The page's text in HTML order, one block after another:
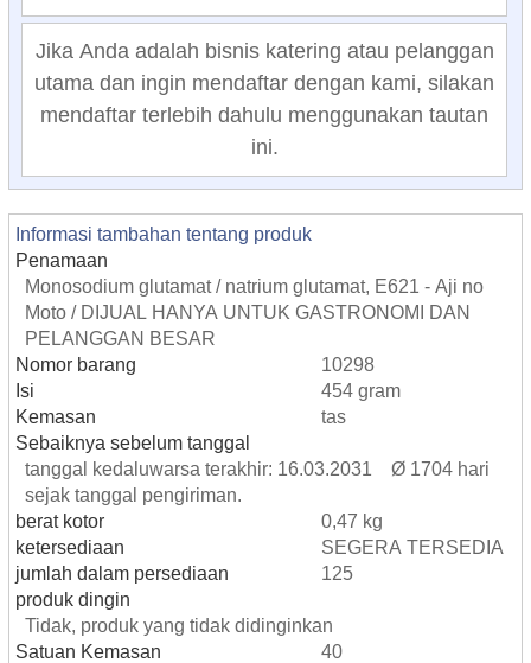
Jika Anda adalah bisnis katering atau pelanggan
utama dan ingin mendaftar dengan kami, silakan
mendaftar terlebih dahulu menggunakan tautan
ini.
Informasi tambahan tentang produk
Penamaan
Monosodium glutamat / natrium glutamat, E621 - Aji no
Moto / DIJUAL HANYA UNTUK GASTRONOMI DAN
PELANGGAN BESAR
Nomor barang
10298
Isi
454 gram
Kemasan
tas
Sebaiknya sebelum tanggal
tanggal kedaluwarsa terakhir: 16.03.2031 Ø 1704 hari
sejak tanggal pengiriman.
berat kotor
0,47 kg
ketersediaan
SEGERA TERSEDIA
jumlah dalam persediaan
125
produk dingin
Tidak, produk yang tidak didinginkan
Satuan Kemasan
40